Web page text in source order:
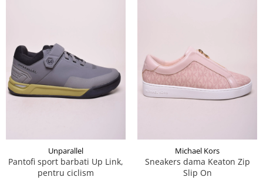
Unparallel
Pantofi sport barbati Up Link,
pentru ciclism
Michael Kors
Sneakers dama Keaton Zip
Slip On